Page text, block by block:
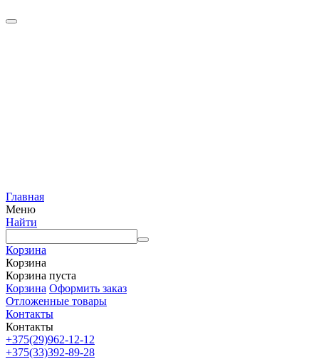
Главная
Меню
Найти
Корзина
Корзина
Корзина пуста
Корзина Оформить заказ
Отложенные товары
Контакты
Контакты
+375(29)962-12-12
+375(33)392-89-28